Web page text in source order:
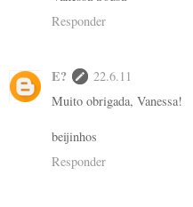
Responder
E?
22.6.11
Muito obrigada, Vanessa!
beijinhos
Responder